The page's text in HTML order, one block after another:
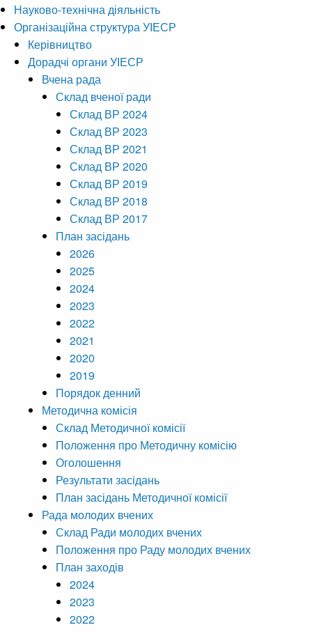
Науково-технічна діяльність
Організаційна структура УІЕСР
Керівництво
Дорадчі органи УІЕСР
Вчена рада
Склад вченої ради
Склад ВР 2024
Склад ВР 2023
Склад ВР 2021
Склад ВР 2020
Склад ВР 2019
Склад ВР 2018
Склад ВР 2017
План засідань
2026
2025
2024
2023
2022
2021
2020
2019
Порядок денний
Методична комісія
Склад Методичної комісії
Положення про Методичну комісію
Оголошення
Результати засідань
План засідань Методичної комісії
Рада молодих вчених
Склад Ради молодих вчених
Положення про Раду молодих вчених
План заходів
2024
2023
2022